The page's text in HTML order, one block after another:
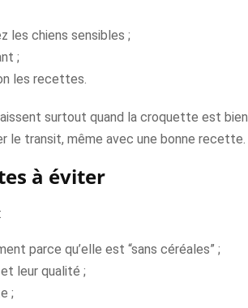
les chiens sensibles ;
;
les recettes.
surtout quand la croquette est
le transit, même avec une bonne recette.
à éviter
parce qu’elle est “sans céréales” ;
leur qualité ;
;